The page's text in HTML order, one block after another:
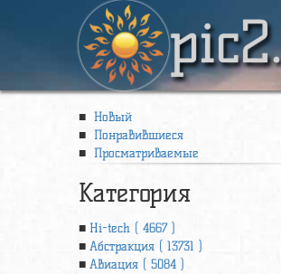
Новый
Понравившиеся
Просматриваемые
Категория
Hi-tech ( 4667 )
Абстракция ( 13731 )
Авиация ( 5084 )